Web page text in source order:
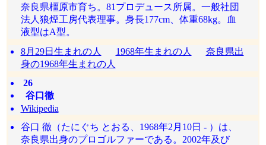
奈良県橿原市育ち。81プロデュース所属。一般社団
法人狼煙工房代表理事。身長177cm、体重68kg。血
液型はA型。
8月29日生まれの人
1968年生まれの人
奈良県出
身の1968年生まれの人
26
谷口徹
Wikipedia
谷口 徹（たにぐち とおる、1968年2月10日 - ）は、
奈良県出身のプロゴルファーである。2002年及び